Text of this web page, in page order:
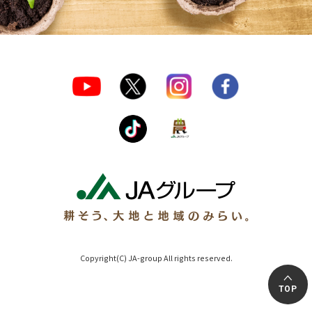
Copyright(C) JA-group All rights reserved.
TOP